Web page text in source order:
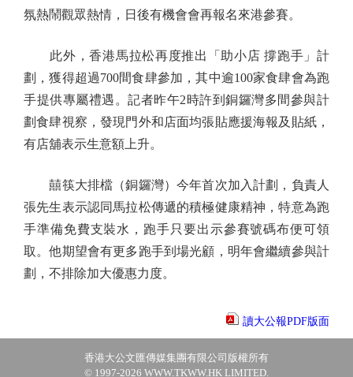
氛熱鬧觀眾熱情，日後有機會會再報名來港參賽。
此外，香港馬拉松再度推出「助小店 撐跑手」計
劃，獲得超過700間食肆參加，其中逾100家食肆會為跑
手提供專屬禮遇。記者昨午2時許到銅鑼灣多間參與計
劃食肆視察，發現門外和店面均張貼應援海報及貼紙，
有店舖表示生意額上升。
囍筷大排檔（銅鑼灣）今年首次加入計劃，負責人
張先生表示認同馬拉松傳遞的積極健康精神，特意為跑
手準備免費支裝水，跑手只要出示參賽號碼布便可領
取。他期望會有更多跑手到場光顧，明年會繼續參與計
劃，不排除加大優惠力度。
讀大公報PDF版面
香港大公文匯傳媒集團有限公司版權所有
© 1997-2026 WWW.TKWW.HK LIMITED.